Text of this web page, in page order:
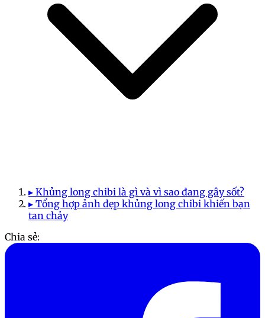
▸ Khủng long chibi là gì và vì sao đang gây sốt?
▸ Tổng hợp ảnh đẹp khủng long chibi khiến bạn
tan chảy
Chia sẻ: